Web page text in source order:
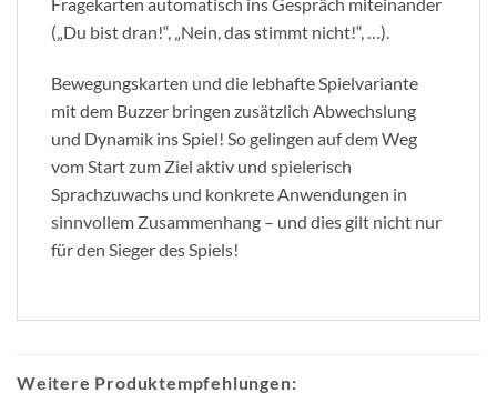
Fragekarten automatisch ins Gespräch miteinander
(„Du bist dran!“, „Nein, das stimmt nicht!“, …).
Bewegungskarten und die lebhafte Spielvariante
mit dem Buzzer bringen zusätzlich Abwechslung
und Dynamik ins Spiel! So gelingen auf dem Weg
vom Start zum Ziel aktiv und spielerisch
Sprachzuwachs und konkrete Anwendungen in
sinnvollem Zusammenhang – und dies gilt nicht nur
für den Sieger des Spiels!
Weitere Produktempfehlungen: